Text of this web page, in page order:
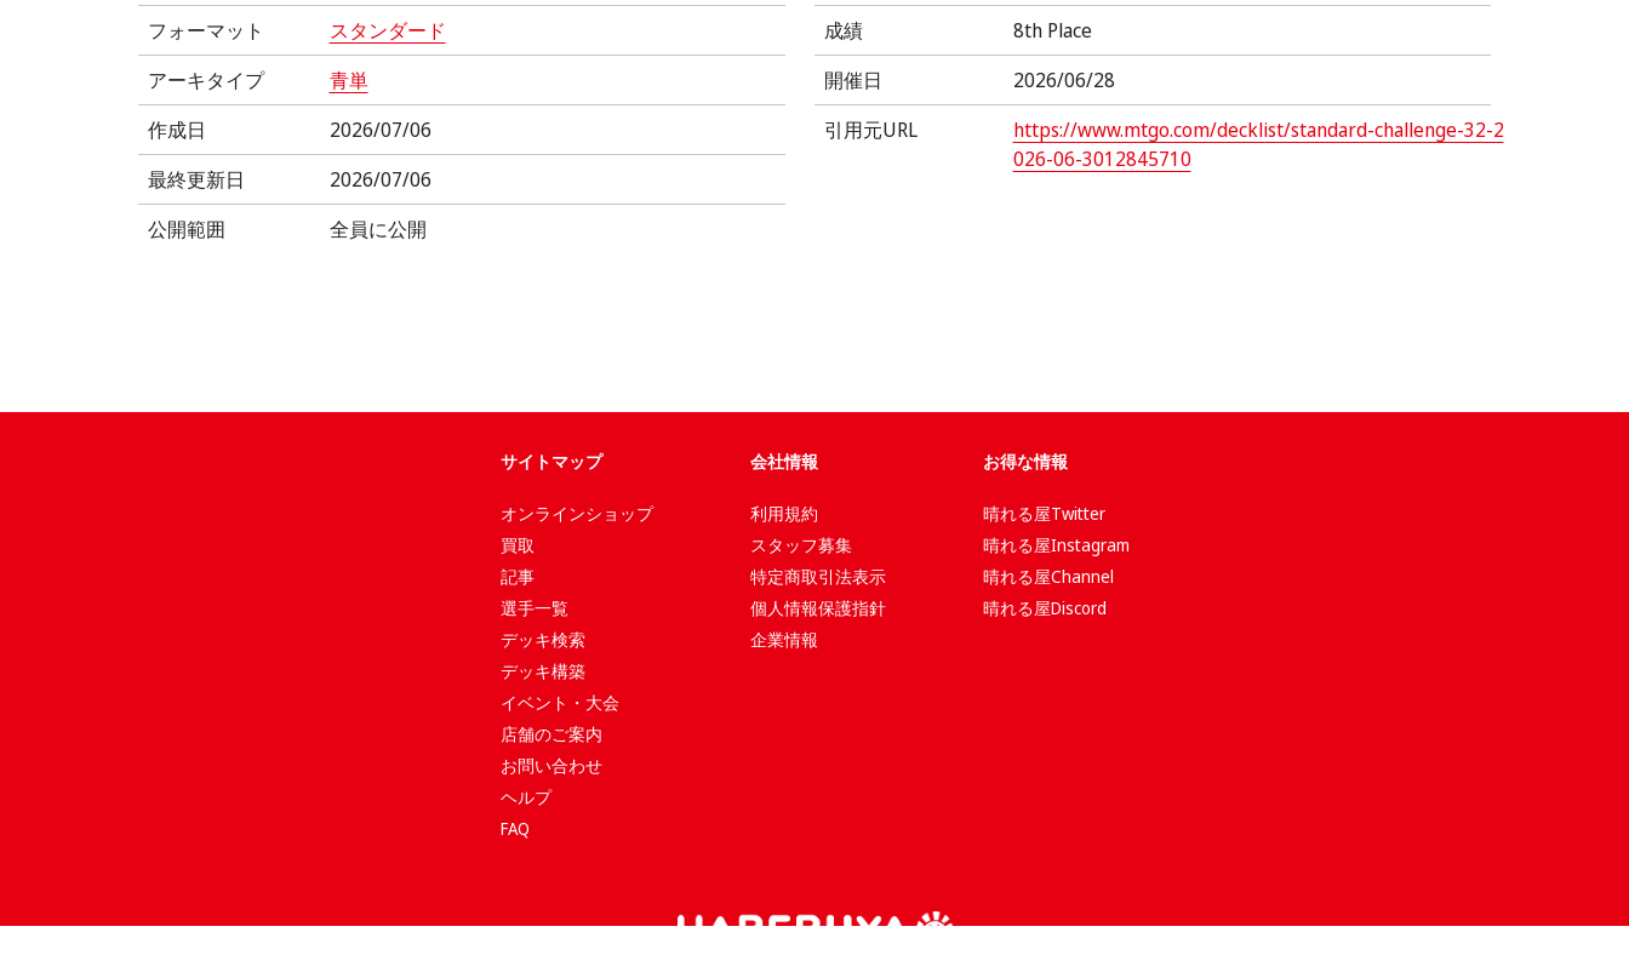
フォーマット
スタンダード
アーキタイプ
青単
作成日
2026/07/06
最終更新日
2026/07/06
公開範囲
全員に公開
成績
8th Place
開催日
2026/06/28
引用元URL
https://www.mtgo.com/decklist/standard-challenge-32-2
026-06-3012845710
サイトマップ
オンラインショップ
買取
記事
選手一覧
デッキ検索
デッキ構築
イベント・大会
店舗のご案内
お問い合わせ
ヘルプ
FAQ
会社情報
利用規約
スタッフ募集
特定商取引法表示
個人情報保護指針
企業情報
お得な情報
晴れる屋Twitter
晴れる屋Instagram
晴れる屋Channel
晴れる屋Discord